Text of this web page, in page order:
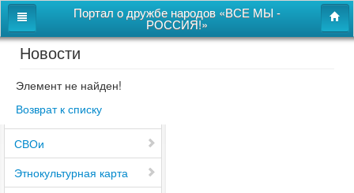
Портал о дружбе народов «ВСЕ МЫ -
РОССИЯ!»
Главная
Дом дружбы народов
Новости
СВОи
Этнокультурная карта
Новости
Элемент не найден!
Возврат к списку